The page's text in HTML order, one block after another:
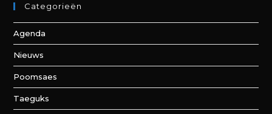
Categorieën
Agenda
Nieuws
Poomsaes
Taeguks